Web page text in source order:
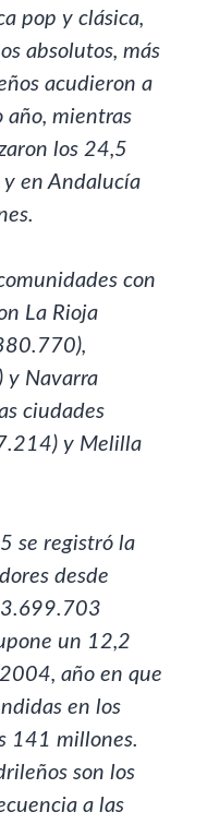
pop y clásica,
absolutos, más
acudieron a
año, mientras
los 24,5
en Andalucía
con
La Rioja
y Navarra
ciudades
y Melilla
se registró la
desde
un 12,2
año en que
en los
141 millones.
son los
a las